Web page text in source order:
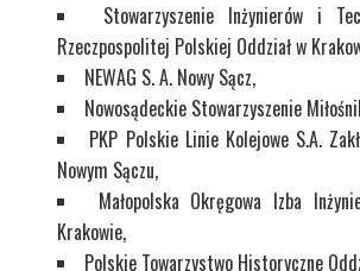
Stowarzyszenie Inżynierów i
Rzeczpospolitej Polskiej Oddział w
NEWAG S. A. Nowy Sącz,
Nowosądeckie Stowarzyszenie
PKP Polskie Linie Kolejowe S.A.
Nowym Sączu,
Małopolska Okręgowa Izba
Krakowie,
Polskie Towarzystwo Historyczne